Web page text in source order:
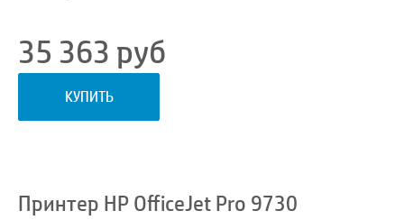
35 363 руб
КУПИТЬ
Принтер HP OfficeJet Pro 9730